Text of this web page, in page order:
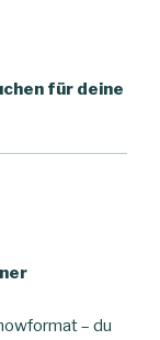
für deine
– du